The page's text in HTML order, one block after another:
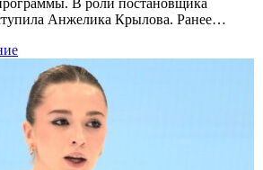
В роли постановщика
Анжелика Крылова. Ранее…